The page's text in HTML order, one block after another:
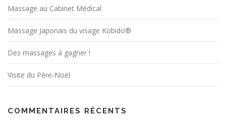
Massage au Cabinet Médical
Massage Japonais du visage Kobido®
Des massages à gagner !
Visite du Père-Noël
COMMENTAIRES RÉCENTS